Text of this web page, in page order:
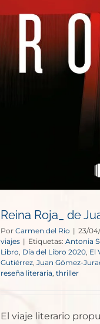
Reina Roja_ de
Por Carmen del Rio | 23/
viajes | Etiquetas: Antonia
Libro, Día del Libro 2020, El
Gutiérrez, Juan Gómez-
reseña literaria, thriller
El viaje literario